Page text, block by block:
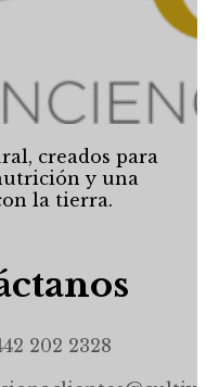
creados para
y una
la tierra.
202 2328